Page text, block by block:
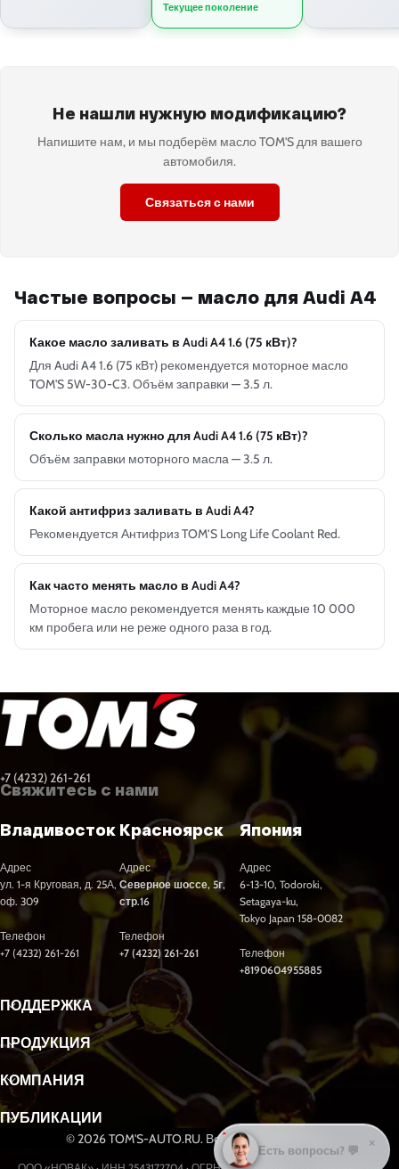
Текущее поколение
Не нашли нужную модификацию?
Напишите нам, и мы подберём масло TOM'S для вашего
автомобиля.
Связаться с нами
Частые вопросы — масло для Audi A4
Какое масло заливать в Audi A4 1.6 (75 кВт)?
Для Audi A4 1.6 (75 кВт) рекомендуется моторное масло
TOM'S 5W-30-C3. Объём заправки — 3.5 л.
Сколько масла нужно для Audi A4 1.6 (75 кВт)?
Объём заправки моторного масла — 3.5 л.
Какой антифриз заливать в Audi A4?
Рекомендуется Антифриз TOM’S Long Life Coolant Red.
Как часто менять масло в Audi A4?
Моторное масло рекомендуется менять каждые 10 000
км пробега или не реже одного раза в год.
+7 (4232) 261-261
Свяжитесь с нами
Владивосток
Адрес
ул. 1-я Круговая, д. 25А,
оф. 309
Телефон
+7 (4232) 261-261
Красноярск
Адрес
Северное шоссе, 5г,
стр.16
Телефон
+7 (4232) 261-261
Япония
Адрес
6-13-10, Todoroki,
Setagaya-ku,
Tokyo Japan 158-0082
Телефон
+8190604955885
ПОДДЕРЖКА
ПРОДУКЦИЯ
КОМПАНИЯ
ПУБЛИКАЦИИ
© 2026 TOM'S-AUTO.RU. Все права защищены.
Подобрать масло? 🛢️ ×